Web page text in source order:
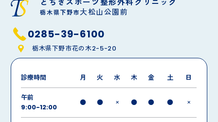
とちぎスポーツ整形外科クリニック
栃木県下野市大松山公園前
0285-39-6100
栃木県下野市花の木2-5-20
診療時間 月 火 水 木 金 土 日
午前
9:00-12:00
● ● × ● ● ● ×